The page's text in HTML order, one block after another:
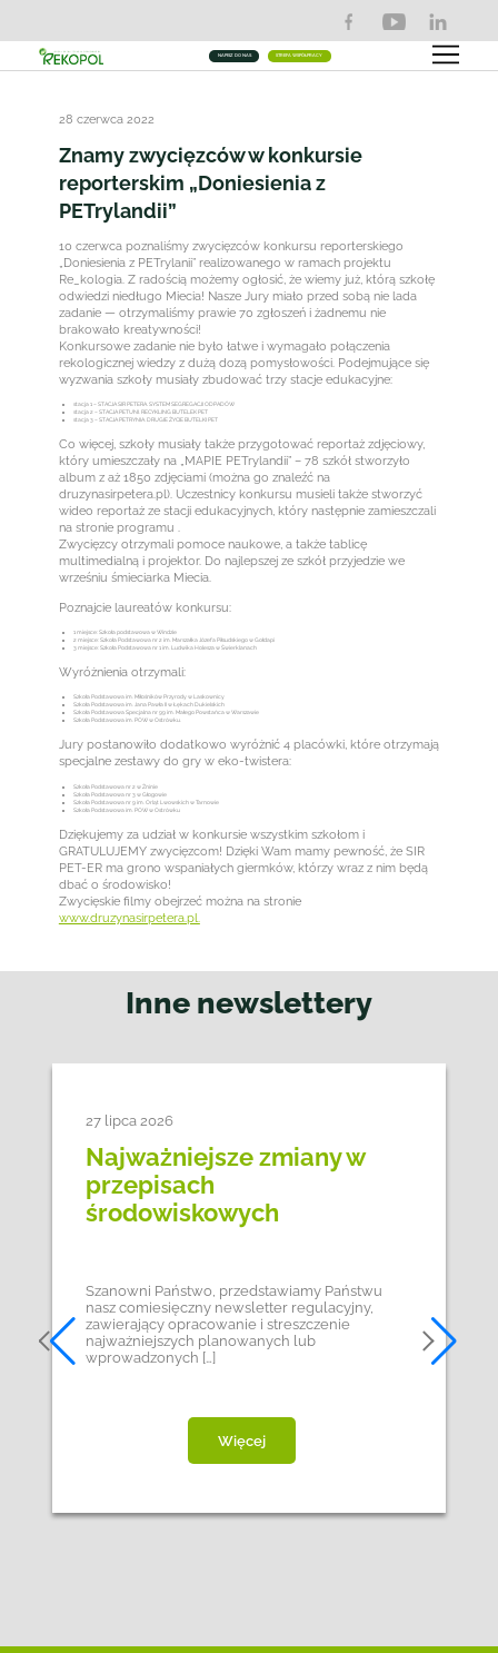
NAPISZ DO NAS STREFA WSPÓŁPRACY
28 czerwca 2022
Znamy zwycięzców w konkursie
reporterskim „Doniesienia z
PETrylandii”
10 czerwca poznaliśmy zwycięzców konkursu reporterskiego
„Doniesienia z PETrylanii” realizowanego w ramach projektu
Re_kologia. Z radością możemy ogłosić, że wiemy już, którą szkołę
odwiedzi niedługo Miecia! Nasze Jury miało przed sobą nie lada
zadanie — otrzymaliśmy prawie 70 zgłoszeń i żadnemu nie
brakowało kreatywności!
Konkursowe zadanie nie było łatwe i wymagało połączenia
rekologicznej wiedzy z dużą dozą pomysłowości. Podejmujące się
wyzwania szkoły musiały zbudować trzy stacje edukacyjne:
stacja 1 – STACJA SIR PETERA. SYSTEM SEGREGACJI ODPADÓW
stacja 2 – STACJA PETUNI. RECYKLING BUTELEK PET
stacja 3 – STACJA PETRYNIA. DRUGIE ŻYCIE BUTELKI PET
Co więcej, szkoły musiały także przygotować reportaż zdjęciowy,
który umieszczały na „MAPIE PETrylandii” – 78 szkół stworzyło
album z aż 1850 zdjęciami (można go znaleźć na
druzynasirpetera.pl). Uczestnicy konkursu musieli także stworzyć
wideo reportaż ze stacji edukacyjnych, który następnie zamieszczali
na stronie programu .
Zwycięzcy otrzymali pomoce naukowe, a także tablicę
multimedialną i projektor. Do najlepszej ze szkół przyjedzie we
wrześniu śmieciarka Miecia.
Poznajcie laureatów konkursu:
1 miejsce: Szkoła podstawowa w Windzie
2 miejsce: Szkoła Podstawowa nr 2 im. Marszałka Józefa Piłsudskiego w Gołdapi
3 miejsce: Szkoła Podstawowa nr 1 im. Ludwika Holesza w Świerklanach
Wyróżnienia otrzymali:
Szkoła Podstawowa im. Miłośników Przyrody w Laskownicy
Szkoła Podstawowa im. Jana Pawła II w Łękach Dukielskich
Szkoła Podstawowa Specjalna nr 99 im. Małego Powstańca w Warszawie
Szkoła Podstawowa im. POW w Ostrówku.
Jury postanowiło dodatkowo wyróżnić 4 placówki, które otrzymają
specjalne zestawy do gry w eko-twistera:
Szkoła Podstawowa nr 2 w Żninie
Szkoła Podstawowa nr 3 w Głogowie
Szkoła Podstawowa nr 9 im. Orląt Lwowskich w Tarnowie
Szkoła Podstawowa im. POW w Ostrówku
Dziękujemy za udział w konkursie wszystkim szkołom i
GRATULUJEMY zwycięzcom! Dzięki Wam mamy pewność, że SIR
PET-ER ma grono wspaniałych giermków, którzy wraz z nim będą
dbać o środowisko!
Zwycięskie filmy obejrzeć można na stronie
www.druzynasirpetera.pl.
Inne newslettery
27 lipca 2026
Najważniejsze zmiany w
przepisach
środowiskowych
Szanowni Państwo, przedstawiamy Państwu
nasz comiesięczny newsletter regulacyjny,
zawierający opracowanie i streszczenie
najważniejszych planowanych lub
wprowadzonych […]
Więcej